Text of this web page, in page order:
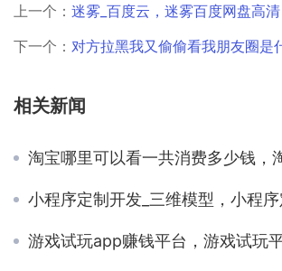
上一个： 迷雾_百度云，迷雾百度网盘高清
下一个： 对方拉黑我又偷偷看我朋友圈是什么意思，对方拉黑我又偷
相关新闻
淘宝哪里可以看一共消费多少钱，淘宝哪里可以看一
小程序定制开发_三维模型，小程序定制开发_
游戏试玩app赚钱平台，游戏试玩